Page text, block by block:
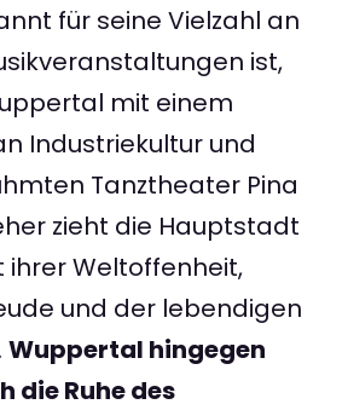
für seine Vielzahl an
ist,
mit einem
Industriekultur und
Tanztheater Pina
zieht die Hauptstadt
ihrer Weltoffenheit,
und der lebendigen
Wuppertal hingegen
die Ruhe des